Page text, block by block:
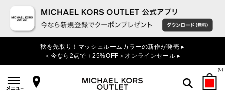
秋を先取り！マッシュルームカラーの新作が発売 ▸
＜今なら2点で＋25%OFF＞オンラインセール ▸
(0)